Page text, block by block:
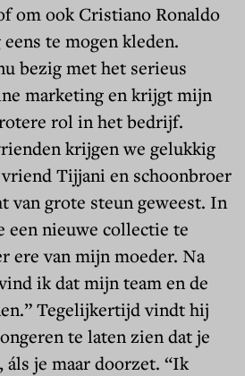
om ook Cristiano Ronaldo
te mogen kleden.
bezig met het serieus
marketing en krijgt mijn
rol in het bedrijf.
krijgen we gelukkig
Tijjani en schoonbroer
van grote steun geweest. In
een nieuwe collectie te
ere van mijn moeder. Na
ik dat mijn team en de
Tegelijkertijd vindt hij
te laten zien dat je
je maar doorzet. “Ik